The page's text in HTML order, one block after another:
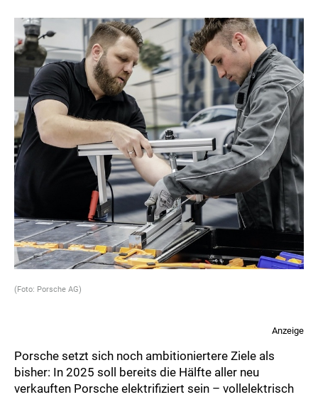
(Foto: Porsche AG)
Anzeige
Porsche setzt sich noch ambitioniertere Ziele als
bisher: In 2025 soll bereits die Hälfte aller neu
verkauften Porsche elektrifiziert sein – vollelektrisch